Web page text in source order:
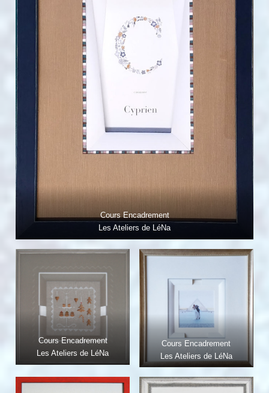
Cours Encadrement
Les Ateliers de LéNa
Cours Encadrement
Les Ateliers de LéNa
Cours Encadrement
Les Ateliers de LéNa